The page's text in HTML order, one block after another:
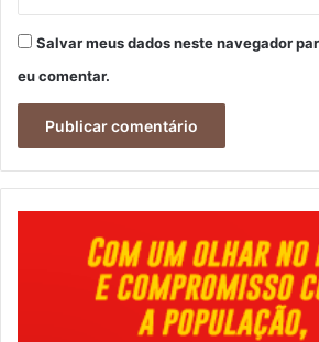
Salvar meus dados neste navegador
eu comentar.